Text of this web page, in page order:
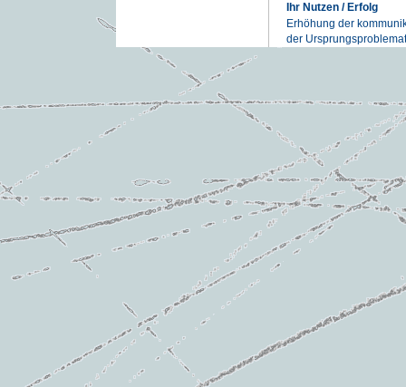
Ihr Nutzen / Erfolg
Erhöhung der
der